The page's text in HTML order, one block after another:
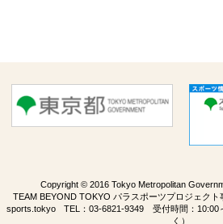
Copyright © 2016 Tokyo Metropolitan
TEAM BEYOND TOKYO パラスポーツプロジェク
sports.tokyoTEL： 03-6821-9349受付時間：10:00
く）